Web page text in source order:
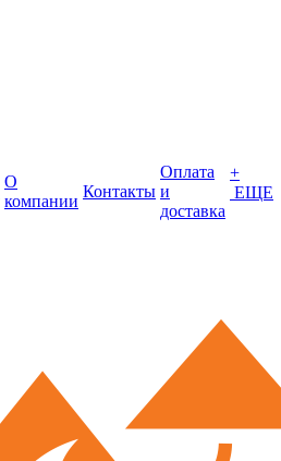
О
компании
Контакты
Оплата
и
доставка
+
ЕЩЕ